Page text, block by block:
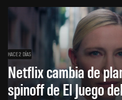
HACE 2 DÍAS
Netflix cambia de
spinoff de El Juego